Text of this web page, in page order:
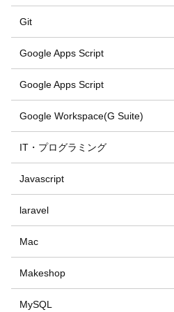
Git
Google Apps Script
Google Apps Script
Google Workspace(G Suite)
IT・プログラミング
Javascript
laravel
Mac
Makeshop
MySQL